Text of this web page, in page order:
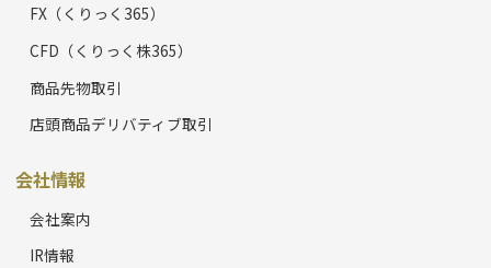
FX（くりっく365）
CFD（くりっく株365）
商品先物取引
店頭商品デリバティブ取引
会社情報
会社案内
IR情報